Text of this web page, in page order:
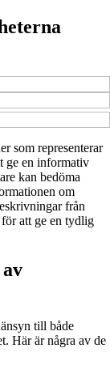
som representerar
ge en informativ
kan bedöma
om
från
att ge en tydlig
till både
Här är några av de